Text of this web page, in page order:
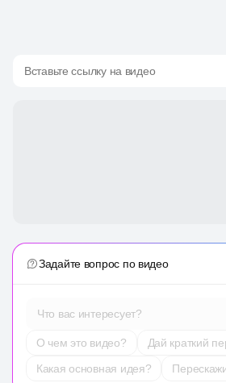
Вставьте ссылку на видео
Задайте вопрос по видео
Что вас интересует?
О чем это видео?
Дай краткий
Какая основная идея?